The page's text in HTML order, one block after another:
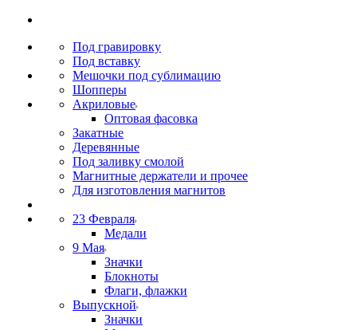
Под гравировку
Под вставку
Мешочки под сублимацию
Шопперы
Акриловые
Оптовая фасовка
Закатные
Деревянные
Под заливку смолой
Магнитные держатели и прочее
Для изготовления магнитов
23 Февраля
Медали
9 Мая
Значки
Блокноты
Флаги, флажки
Выпускной
Значки